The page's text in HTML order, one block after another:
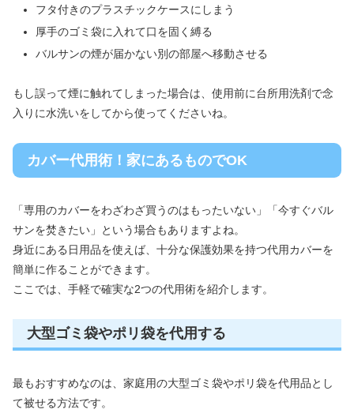
フタ付きのプラスチックケースにしまう
厚手のゴミ袋に入れて口を固く縛る
バルサンの煙が届かない別の部屋へ移動させる
もし誤って煙に触れてしまった場合は、使用前に台所用洗剤で念
入りに水洗いをしてから使ってくださいね。
カバー代用術！家にあるものでOK
「専用のカバーをわざわざ買うのはもったいない」「今すぐバル
サンを焚きたい」という場合もありますよね。
身近にある日用品を使えば、十分な保護効果を持つ代用カバーを
簡単に作ることができます。
ここでは、手軽で確実な2つの代用術を紹介します。
大型ゴミ袋やポリ袋を代用する
最もおすすめなのは、家庭用の大型ゴミ袋やポリ袋を代用品とし
て被せる方法です。